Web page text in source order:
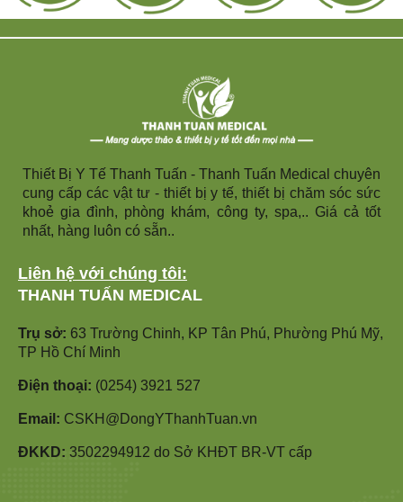
Thiết Bị Y Tế Thanh Tuấn - Thanh Tuấn Medical chuyên
cung cấp các vật tư - thiết bị y tế, thiết bị chăm sóc sức
khoẻ gia đình, phòng khám, công ty, spa,.. Giá cả tốt
nhất, hàng luôn có sẵn..
Liên hệ với chúng tôi:
THANH TUẤN MEDICAL
Trụ sở: 63 Trường Chinh, KP Tân Phú, Phường Phú Mỹ,
TP Hồ Chí Minh
Điện thoại: (0254) 3921 527
Email: CSKH@DongYThanhTuan.vn
ĐKKD: 3502294912 do Sở KHĐT BR-VT cấp